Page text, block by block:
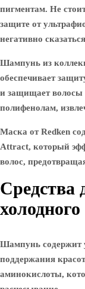
пигментам. Не
защите от
негативно
Шампунь из
обеспечивает
и защищает волосы
полифенолам,
Маска от Redken
Attract, который
волос,
Средства
Шампунь содержит
поддержания
аминокислоты,